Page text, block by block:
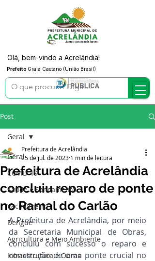
Prefeito Graia Caetano (União Brasil)
Olá, bem-vindo a Acrelândia!
Post
Geral
COVID-19
Saúde e Saneamento
Vacinômetro
Dengue
Agricultura e Meio Ambiente
Infraestrutura e Obras
Geral
Prefeitura de Acrelândia
concluiu reparo de ponte
no Ramal do Carlão
Prefeitura de Acrelândia
25 de jul. de 2023 1 min de leitura
A Prefeitura de Acrelândia, por meio
da Secretaria Municipal de Obras,
concluiu com sucesso o reparo e
construção de uma ponte crucial no